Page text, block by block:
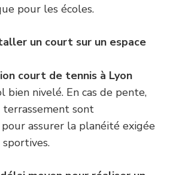
pour les écoles.
un court sur un espace
court de tennis à Lyon
bien nivelé. En cas de pente,
sont
assurer la planéité exigée